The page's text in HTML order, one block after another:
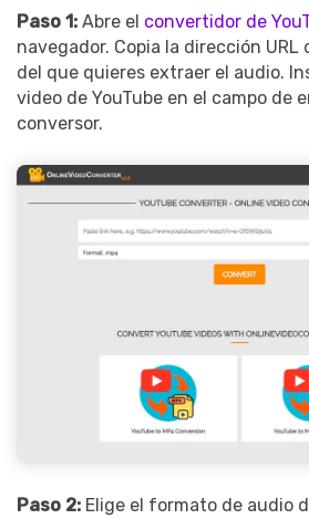
Paso 1: Abre el convertidor de
navegador. Copia la dirección URL
del que quieres extraer el audio.
video de YouTube en el campo de
conversor.
Paso 2: Elige el formato de audio